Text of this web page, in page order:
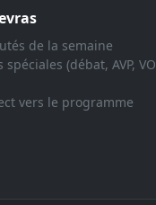
de la semaine
spéciales (débat, AVP, VO
vers le programme